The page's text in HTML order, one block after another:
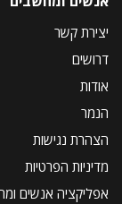
יצירת קשר
דרושים
אודות
הנמר
הצהרת נגישות
מדיניות הפרטיות
אפליקציה אנשים